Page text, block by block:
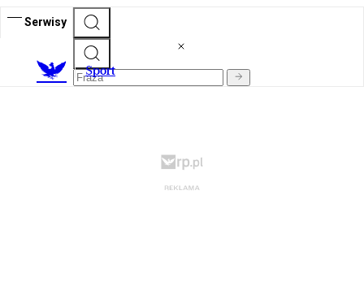
Serwisy
Sport